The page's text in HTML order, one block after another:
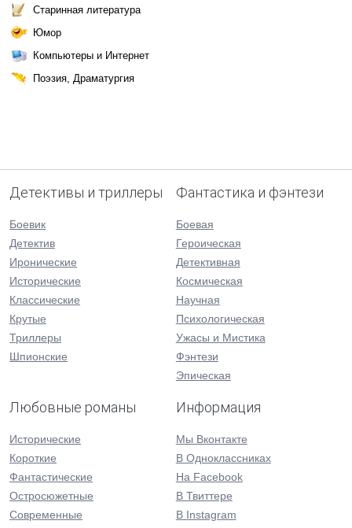
Старинная литература
Юмор
Компьютеры и Интернет
Поэзия, Драматургия
Детективы и триллеры
Боевик
Детектив
Иронические
Исторические
Классические
Крутые
Триллеры
Шпионские
Фантастика и фэнтези
Боевая
Героическая
Детективная
Космическая
Научная
Психологическая
Ужасы и Мистика
Фэнтези
Эпическая
Любовные романы
Исторические
Короткие
Фантастические
Остросюжетные
Современные
Информация
Мы Вконтакте
В Одноклассниках
На Facebook
В Твиттере
В Instagram